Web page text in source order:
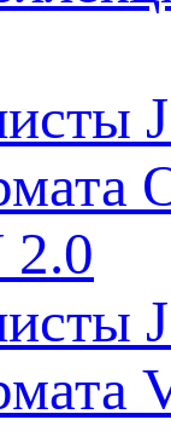
2.0